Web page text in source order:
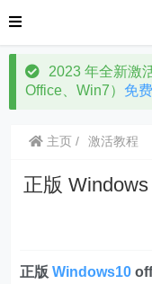
2023 年全新激
Office、Win7） 免
主页 激活教程
正版
正版Windows10